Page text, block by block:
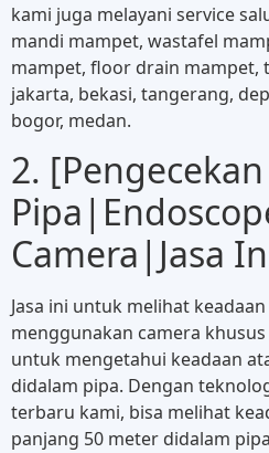
kami juga melayani service
mandi mampet, wastafel
mampet, floor drain mampet,
jakarta, bekasi, tangerang,
bogor, medan.
2.
Camera|Jasa
Jasa ini untuk melihat
menggunakan camera
untuk mengetahui keadaan
didalam pipa. Dengan
terbaru kami, bisa melihat
panjang 50 meter didalam